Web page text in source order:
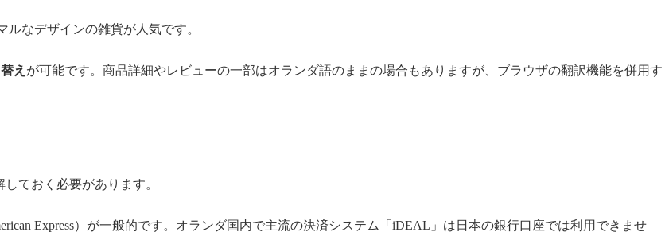
なデザインの雑貨が人気です。
え が可能です。商品詳細やレビューの一部はオランダ語のままの場合もありますが、ブラウザの翻訳機能を併用す
ておく必要があります。
Express）が一般的です。オランダ国内で主流の決済システム「iDEAL」は日本の銀行口座では利用できませ